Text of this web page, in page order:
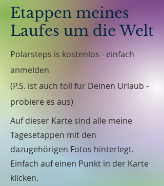
Etappen meines
Laufes um die Welt
Polarsteps is kostenlos - einfach
anmelden
(P.S. ist auch toll für Deinen Urlaub -
probiere es aus)
Auf dieser Karte sind alle meine
Tagesetappen mit den
dazugehörigen Fotos hinterlegt.
Einfach auf einen Punkt in der Karte
klicken.